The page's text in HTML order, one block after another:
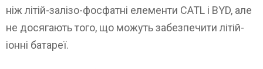
ніж літій-залізо-фосфатні елементи CATL і BYD, але
не досягають того, що можуть забезпечити літій-
іонні батареї.